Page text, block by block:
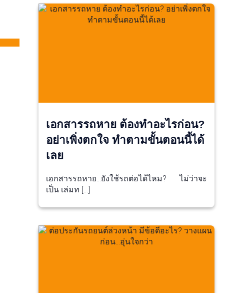
เอกสารรถหาย ต้องทำอะไรก่อน?
อย่าเพิ่งตกใจ ทำตามขั้นตอนนี้ได้
เลย
เอกสารรถหาย…ยังใช้รถต่อได้ไหม? ไม่ว่าจะ
เป็น เล่มท […]